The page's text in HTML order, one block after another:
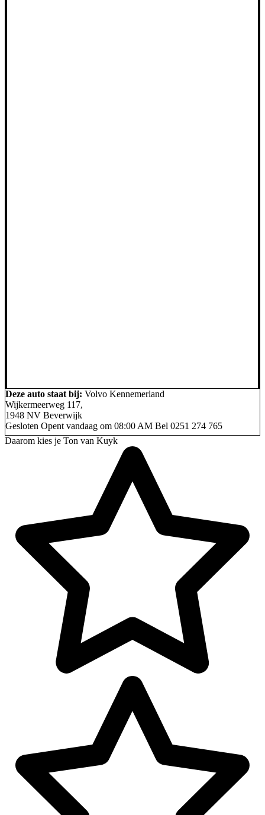
Deze auto staat bij: Volvo Kennemerland
Wijkermeerweg 117,
1948 NV Beverwijk
Gesloten Opent vandaag om 08:00 AM Bel 0251 274 765
Daarom kies je Ton van Kuyk